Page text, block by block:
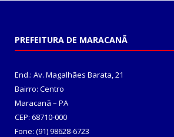
PREFEITURA DE MARACANÃ
End.: Av. Magalhães Barata, 21
Bairro: Centro
Maracanã – PA
CEP: 68710-000
Fone: (91) 98628-6723